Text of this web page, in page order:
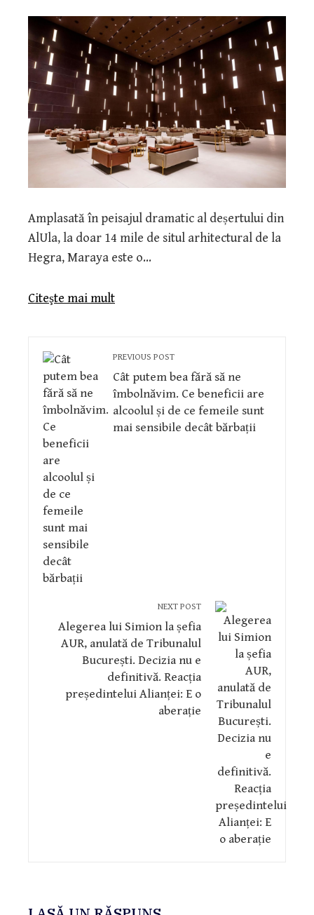
Amplasată în peisajul dramatic al deșertului din
AlUla, la doar 14 mile de situl arhitectural de la
Hegra, Maraya este o…
Citeşte mai mult
PREVIOUS POST
Cât putem bea fără să ne
îmbolnăvim. Ce beneficii are
alcoolul și de ce femeile sunt
mai sensibile decât bărbații
NEXT POST
Alegerea lui Simion la șefia
AUR, anulată de Tribunalul
București. Decizia nu e
definitivă. Reacția
președintelui Alianței: E o
aberație